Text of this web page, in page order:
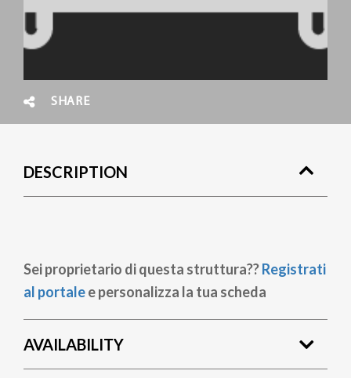
SHARE
DESCRIPTION
Sei proprietario di questa struttura??Registrati
al portalee personalizza la tua scheda
AVAILABILITY